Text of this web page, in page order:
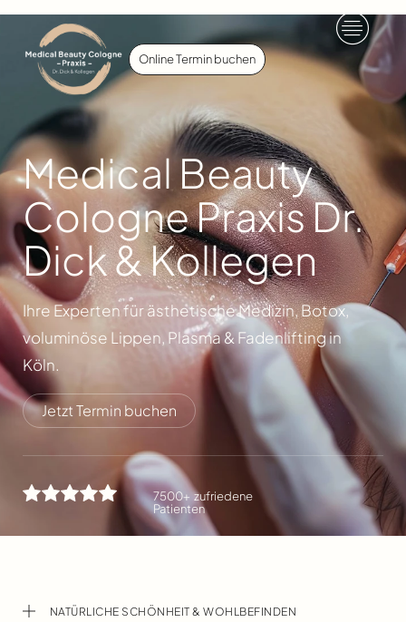
Online Termin buchen
Medical Beauty
Cologne Praxis Dr.
Dick & Kollegen
Ihre Experten für ästhetische Medizin, Botox,
voluminöse Lippen, Plasma & Fadenlifting in
Köln.
Jetzt Termin buchen
7500+ zufriedene
Patienten
NATÜRLICHE SCHÖNHEIT & WOHLBEFINDEN